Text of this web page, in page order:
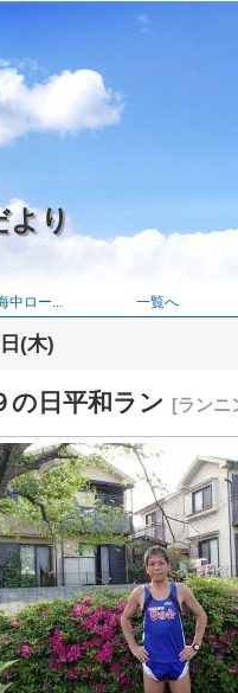
より
中ロー... 一覧へ
(木)
の日平和ラン [ランニ